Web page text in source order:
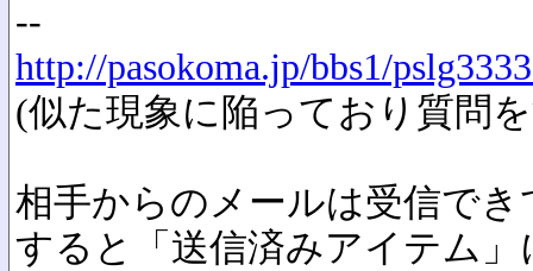
--
http://pasokoma.jp/bbs1/
(似た現象に陥っており質問
相手からのメールは受信で
すると「送信済みアイテム